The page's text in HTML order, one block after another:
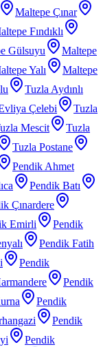
Maltepe Çınar
Fındıklı
Gülsuyu
Maltepe
Yalı
Maltepe
Tuzla Aydınlı
Çelebi
Tuzla
Mescit
Tuzla
Tuzla Postane
Pendik Ahmet
Pendik Batı
Çınardere
Emirli
Pendik
Pendik Fatih
Pendik
Pendik
Pendik
Pendik
Pendik